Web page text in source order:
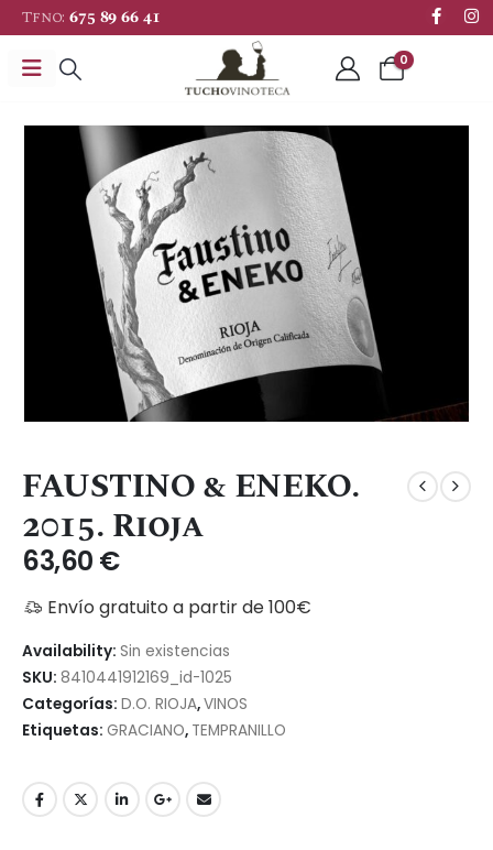
Tfno:675 89 66 41
0
FAUSTINO & ENEKO.
2015. Rioja
63,60 €
Envío gratuito a partir de 100€
Availability: Sin existencias
SKU: 8410441912169_id-1025
Categorías: D.O. RIOJA,VINOS
Etiquetas: GRACIANO, TEMPRANILLO